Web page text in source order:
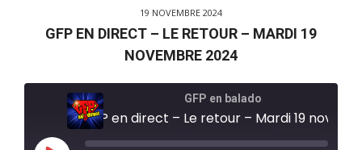
19 NOVEMBRE 2024
GFP EN DIRECT – LE RETOUR – MARDI 19
NOVEMBRE 2024
GFP en balado